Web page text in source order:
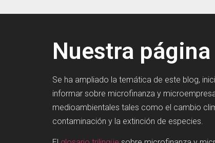
Nuestra página
Se ha ampliado la temática de este blog,
informar sobre microfinanza y
medioambientales tales como el cambio
contaminación y la extinción de especies.